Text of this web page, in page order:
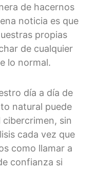
de hacernos
noticia es que
propias
de cualquier
lo normal.
día a día de
natural puede
sin
cada vez que
como llamar a
confianza si